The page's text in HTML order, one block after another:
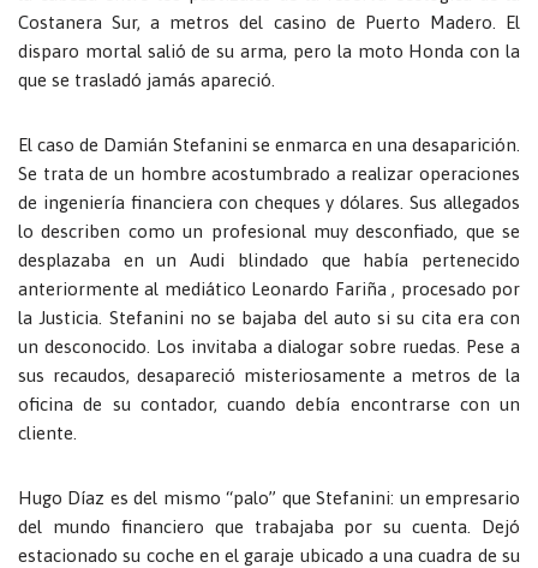
Costanera Sur, a metros del casino de Puerto Madero. El
disparo mortal salió de su arma, pero la moto Honda con la
que se trasladó jamás apareció.
El caso de Damián Stefanini se enmarca en una desaparición.
Se trata de un hombre acostumbrado a realizar operaciones
de ingeniería financiera con cheques y dólares. Sus allegados
lo describen como un profesional muy desconfiado, que se
desplazaba en un Audi blindado que había pertenecido
anteriormente al mediático Leonardo Fariña , procesado por
la Justicia. Stefanini no se bajaba del auto si su cita era con
un desconocido. Los invitaba a dialogar sobre ruedas. Pese a
sus recaudos, desapareció misteriosamente a metros de la
oficina de su contador, cuando debía encontrarse con un
cliente.
Hugo Díaz es del mismo “palo” que Stefanini: un empresario
del mundo financiero que trabajaba por su cuenta. Dejó
estacionado su coche en el garaje ubicado a una cuadra de su